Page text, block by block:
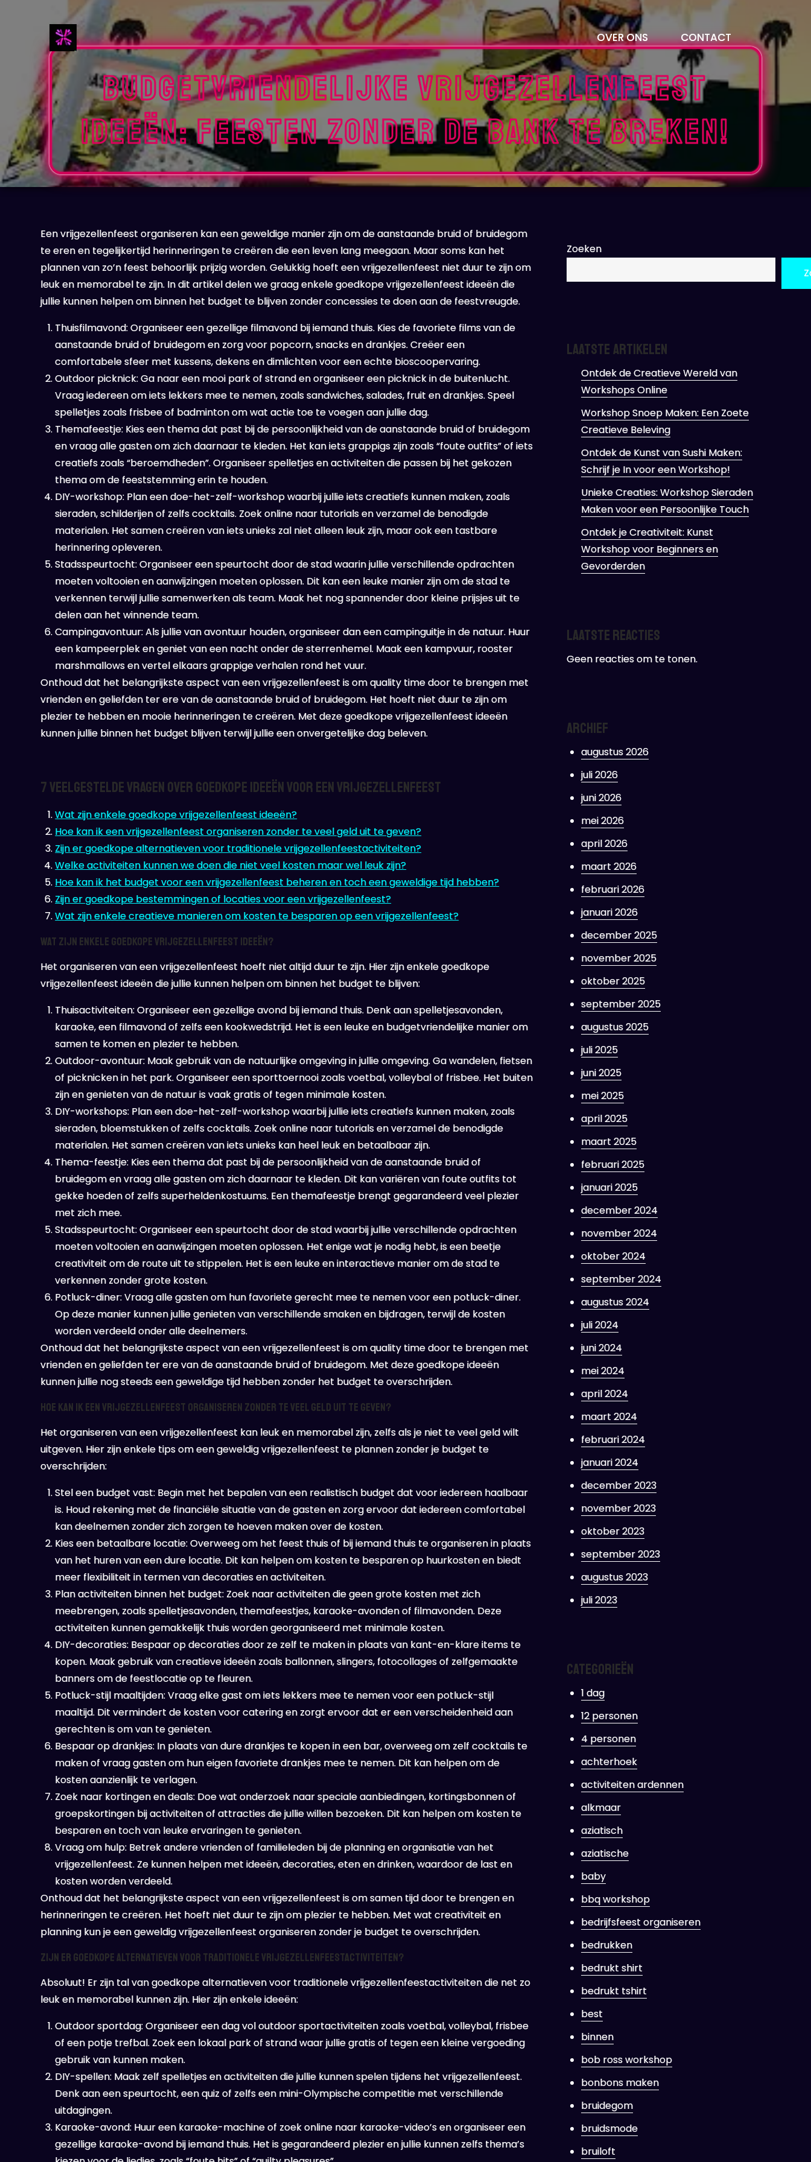
OVER ONS CONTACT
Budgetvriendelijke vrijgezellenfeest
ideeën: Feesten zonder de bank te breken!
Een vrijgezellenfeest organiseren kan een geweldige manier zijn om de aanstaande bruid of bruidegom
te eren en tegelijkertijd herinneringen te creëren die een leven lang meegaan. Maar soms kan het
plannen van zo’n feest behoorlijk prijzig worden. Gelukkig hoeft een vrijgezellenfeest niet duur te zijn om
leuk en memorabel te zijn. In dit artikel delen we graag enkele goedkope vrijgezellenfeest ideeën die
jullie kunnen helpen om binnen het budget te blijven zonder concessies te doen aan de feestvreugde.
Thuisfilmavond: Organiseer een gezellige filmavond bij iemand thuis. Kies de favoriete films van de
aanstaande bruid of bruidegom en zorg voor popcorn, snacks en drankjes. Creëer een
comfortabele sfeer met kussens, dekens en dimlichten voor een echte bioscoopervaring.
Outdoor picknick: Ga naar een mooi park of strand en organiseer een picknick in de buitenlucht.
Vraag iedereen om iets lekkers mee te nemen, zoals sandwiches, salades, fruit en drankjes. Speel
spelletjes zoals frisbee of badminton om wat actie toe te voegen aan jullie dag.
Themafeestje: Kies een thema dat past bij de persoonlijkheid van de aanstaande bruid of bruidegom
en vraag alle gasten om zich daarnaar te kleden. Het kan iets grappigs zijn zoals “foute outfits” of iets
creatiefs zoals “beroemdheden”. Organiseer spelletjes en activiteiten die passen bij het gekozen
thema om de feeststemming erin te houden.
DIY-workshop: Plan een doe-het-zelf-workshop waarbij jullie iets creatiefs kunnen maken, zoals
sieraden, schilderijen of zelfs cocktails. Zoek online naar tutorials en verzamel de benodigde
materialen. Het samen creëren van iets unieks zal niet alleen leuk zijn, maar ook een tastbare
herinnering opleveren.
Stadsspeurtocht: Organiseer een speurtocht door de stad waarin jullie verschillende opdrachten
moeten voltooien en aanwijzingen moeten oplossen. Dit kan een leuke manier zijn om de stad te
verkennen terwijl jullie samenwerken als team. Maak het nog spannender door kleine prijsjes uit te
delen aan het winnende team.
Campingavontuur: Als jullie van avontuur houden, organiseer dan een campinguitje in de natuur. Huur
een kampeerplek en geniet van een nacht onder de sterrenhemel. Maak een kampvuur, rooster
marshmallows en vertel elkaars grappige verhalen rond het vuur.
Onthoud dat het belangrijkste aspect van een vrijgezellenfeest is om quality time door te brengen met
vrienden en geliefden ter ere van de aanstaande bruid of bruidegom. Het hoeft niet duur te zijn om
plezier te hebben en mooie herinneringen te creëren. Met deze goedkope vrijgezellenfeest ideeën
kunnen jullie binnen het budget blijven terwijl jullie een onvergetelijke dag beleven.
7 Veelgestelde Vragen over Goedkope Ideeën voor een Vrijgezellenfeest
Wat zijn enkele goedkope vrijgezellenfeest ideeën?
Hoe kan ik een vrijgezellenfeest organiseren zonder te veel geld uit te geven?
Zijn er goedkope alternatieven voor traditionele vrijgezellenfeestactiviteiten?
Welke activiteiten kunnen we doen die niet veel kosten maar wel leuk zijn?
Hoe kan ik het budget voor een vrijgezellenfeest beheren en toch een geweldige tijd hebben?
Zijn er goedkope bestemmingen of locaties voor een vrijgezellenfeest?
Wat zijn enkele creatieve manieren om kosten te besparen op een vrijgezellenfeest?
Wat zijn enkele goedkope vrijgezellenfeest ideeën?
Het organiseren van een vrijgezellenfeest hoeft niet altijd duur te zijn. Hier zijn enkele goedkope
vrijgezellenfeest ideeën die jullie kunnen helpen om binnen het budget te blijven:
Thuisactiviteiten: Organiseer een gezellige avond bij iemand thuis. Denk aan spelletjesavonden,
karaoke, een filmavond of zelfs een kookwedstrijd. Het is een leuke en budgetvriendelijke manier om
samen te komen en plezier te hebben.
Outdoor-avontuur: Maak gebruik van de natuurlijke omgeving in jullie omgeving. Ga wandelen, fietsen
of picknicken in het park. Organiseer een sporttoernooi zoals voetbal, volleybal of frisbee. Het buiten
zijn en genieten van de natuur is vaak gratis of tegen minimale kosten.
DIY-workshops: Plan een doe-het-zelf-workshop waarbij jullie iets creatiefs kunnen maken, zoals
sieraden, bloemstukken of zelfs cocktails. Zoek online naar tutorials en verzamel de benodigde
materialen. Het samen creëren van iets unieks kan heel leuk en betaalbaar zijn.
Thema-feestje: Kies een thema dat past bij de persoonlijkheid van de aanstaande bruid of
bruidegom en vraag alle gasten om zich daarnaar te kleden. Dit kan variëren van foute outfits tot
gekke hoeden of zelfs superheldenkostuums. Een themafeestje brengt gegarandeerd veel plezier
met zich mee.
Stadsspeurtocht: Organiseer een speurtocht door de stad waarbij jullie verschillende opdrachten
moeten voltooien en aanwijzingen moeten oplossen. Het enige wat je nodig hebt, is een beetje
creativiteit om de route uit te stippelen. Het is een leuke en interactieve manier om de stad te
verkennen zonder grote kosten.
Potluck-diner: Vraag alle gasten om hun favoriete gerecht mee te nemen voor een potluck-diner.
Op deze manier kunnen jullie genieten van verschillende smaken en bijdragen, terwijl de kosten
worden verdeeld onder alle deelnemers.
Onthoud dat het belangrijkste aspect van een vrijgezellenfeest is om quality time door te brengen met
vrienden en geliefden ter ere van de aanstaande bruid of bruidegom. Met deze goedkope ideeën
kunnen jullie nog steeds een geweldige tijd hebben zonder het budget te overschrijden.
Hoe kan ik een vrijgezellenfeest organiseren zonder te veel geld uit te geven?
Het organiseren van een vrijgezellenfeest kan leuk en memorabel zijn, zelfs als je niet te veel geld wilt
uitgeven. Hier zijn enkele tips om een geweldig vrijgezellenfeest te plannen zonder je budget te
overschrijden:
Stel een budget vast: Begin met het bepalen van een realistisch budget dat voor iedereen haalbaar
is. Houd rekening met de financiële situatie van de gasten en zorg ervoor dat iedereen comfortabel
kan deelnemen zonder zich zorgen te hoeven maken over de kosten.
Kies een betaalbare locatie: Overweeg om het feest thuis of bij iemand thuis te organiseren in plaats
van het huren van een dure locatie. Dit kan helpen om kosten te besparen op huurkosten en biedt
meer flexibiliteit in termen van decoraties en activiteiten.
Plan activiteiten binnen het budget: Zoek naar activiteiten die geen grote kosten met zich
meebrengen, zoals spelletjesavonden, themafeestjes, karaoke-avonden of filmavonden. Deze
activiteiten kunnen gemakkelijk thuis worden georganiseerd met minimale kosten.
DIY-decoraties: Bespaar op decoraties door ze zelf te maken in plaats van kant-en-klare items te
kopen. Maak gebruik van creatieve ideeën zoals ballonnen, slingers, fotocollages of zelfgemaakte
banners om de feestlocatie op te fleuren.
Potluck-stijl maaltijden: Vraag elke gast om iets lekkers mee te nemen voor een potluck-stijl
maaltijd. Dit vermindert de kosten voor catering en zorgt ervoor dat er een verscheidenheid aan
gerechten is om van te genieten.
Bespaar op drankjes: In plaats van dure drankjes te kopen in een bar, overweeg om zelf cocktails te
maken of vraag gasten om hun eigen favoriete drankjes mee te nemen. Dit kan helpen om de
kosten aanzienlijk te verlagen.
Zoek naar kortingen en deals: Doe wat onderzoek naar speciale aanbiedingen, kortingsbonnen of
groepskortingen bij activiteiten of attracties die jullie willen bezoeken. Dit kan helpen om kosten te
besparen en toch van leuke ervaringen te genieten.
Vraag om hulp: Betrek andere vrienden of familieleden bij de planning en organisatie van het
vrijgezellenfeest. Ze kunnen helpen met ideeën, decoraties, eten en drinken, waardoor de last en
kosten worden verdeeld.
Onthoud dat het belangrijkste aspect van een vrijgezellenfeest is om samen tijd door te brengen en
herinneringen te creëren. Het hoeft niet duur te zijn om plezier te hebben. Met wat creativiteit en
planning kun je een geweldig vrijgezellenfeest organiseren zonder je budget te overschrijden.
Zijn er goedkope alternatieven voor traditionele vrijgezellenfeestactiviteiten?
Absoluut! Er zijn tal van goedkope alternatieven voor traditionele vrijgezellenfeestactiviteiten die net zo
leuk en memorabel kunnen zijn. Hier zijn enkele ideeën:
Outdoor sportdag: Organiseer een dag vol outdoor sportactiviteiten zoals voetbal, volleybal, frisbee
of een potje trefbal. Zoek een lokaal park of strand waar jullie gratis of tegen een kleine vergoeding
gebruik van kunnen maken.
DIY-spellen: Maak zelf spelletjes en activiteiten die jullie kunnen spelen tijdens het vrijgezellenfeest.
Denk aan een speurtocht, een quiz of zelfs een mini-Olympische competitie met verschillende
uitdagingen.
Karaoke-avond: Huur een karaoke-machine of zoek online naar karaoke-video’s en organiseer een
gezellige karaoke-avond bij iemand thuis. Het is gegarandeerd plezier en jullie kunnen zelfs thema’s
Zoeken
Laatste artikelen
Ontdek de Creatieve Wereld van
Workshops Online
Workshop Snoep Maken: Een Zoete
Creatieve Beleving
Ontdek de Kunst van Sushi Maken:
Schrijf je In voor een Workshop!
Unieke Creaties: Workshop Sieraden
Maken voor een Persoonlijke Touch
Ontdek je Creativiteit: Kunst
Workshop voor Beginners en
Gevorderden
Laatste reacties
Geen reacties om te tonen.
Archief
augustus 2026
juli 2026
juni 2026
mei 2026
april 2026
maart 2026
februari 2026
januari 2026
december 2025
november 2025
oktober 2025
september 2025
augustus 2025
juli 2025
juni 2025
mei 2025
april 2025
maart 2025
februari 2025
januari 2025
december 2024
november 2024
oktober 2024
september 2024
augustus 2024
juli 2024
juni 2024
mei 2024
april 2024
maart 2024
februari 2024
januari 2024
december 2023
november 2023
oktober 2023
september 2023
augustus 2023
juli 2023
Categorieën
1 dag
12 personen
4 personen
achterhoek
activiteiten ardennen
alkmaar
aziatisch
aziatische
baby
bbq workshop
bedrijfsfeest organiseren
bedrukken
bedrukt shirt
bedrukt tshirt
best
binnen
bob ross workshop
bonbons maken
bruidegom
bruidsmode
bruiloft